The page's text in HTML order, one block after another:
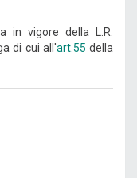
in vigore della L.R.
di cui all'art.55 della